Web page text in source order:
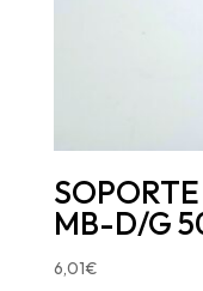
MB-D/G
6,01€